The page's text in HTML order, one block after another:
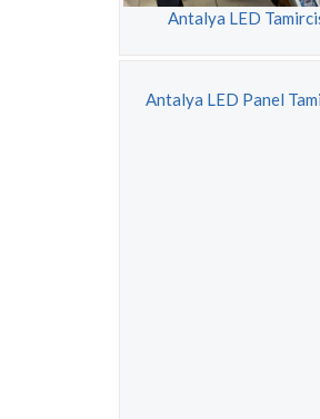
Antalya LED
Antalya LED Panel